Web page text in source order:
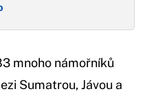
mnoho námořníků
Sumatrou, Jávou a